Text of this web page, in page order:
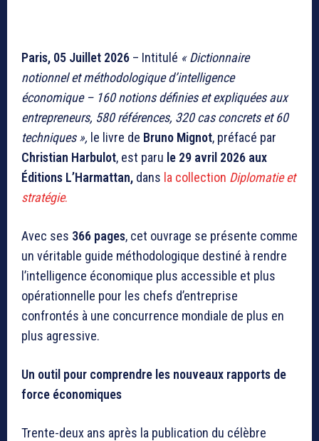
Paris, 05 Juillet 2026 – Intitulé « Dictionnaire
notionnel et méthodologique d’intelligence
économique – 160 notions définies et expliquées aux
entrepreneurs, 580 références, 320 cas concrets et 60
techniques », le livre de Bruno Mignot, préfacé par
Christian Harbulot, est paru le 29 avril 2026 aux
Éditions L’Harmattan, dans la collection Diplomatie et
stratégie.
Avec ses 366 pages, cet ouvrage se présente comme
un véritable guide méthodologique destiné à rendre
l’intelligence économique plus accessible et plus
opérationnelle pour les chefs d’entreprise
confrontés à une concurrence mondiale de plus en
plus agressive.
Un outil pour comprendre les nouveaux rapports de
force économiques
Trente-deux ans après la publication du célèbre